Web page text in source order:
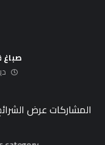
صباغ في
المشاركات عرض